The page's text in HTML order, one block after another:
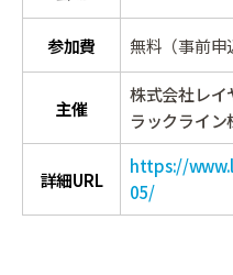
参加費 無料（事前申
主催
株式会社レイ
ラックライン
詳細URL
https://
05/